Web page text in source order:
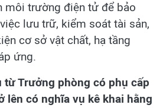
môi trường điện tử để bảo
lưu trữ, kiểm soát tài sản,
cơ sở vật chất, hạ tầng
ứng.
Trưởng phòng có phụ cấp
lên có nghĩa vụ kê khai hằng